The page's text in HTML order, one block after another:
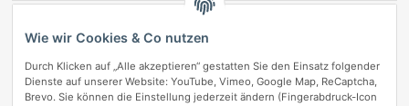
Wie wir Cookies & Co nutzen
Durch Klicken auf „Alle akzeptieren“ gestatten Sie den Einsatz folgender
Dienste auf unserer Website: YouTube, Vimeo, Google Map, ReCaptcha,
Brevo. Sie können die Einstellung jederzeit ändern (Fingerabdruck-Icon